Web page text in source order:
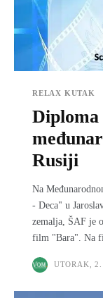
RELAX KUTAK
Diploma
Rusiji
Na
- Deca" u
zemalja, ŠAF je
film "Bara". Na
UTORAK,